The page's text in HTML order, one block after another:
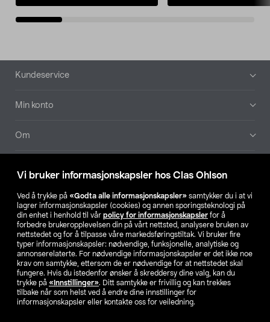
Vi bruker informasjonskapsler hos Clas Ohlson
Ved å trykke på «Godta alle informasjonskapsler» samtykker du i at vi
lagrer informasjonskapsler (cookies) og annen sporingsteknologi på
din enhet i henhold til vår policy for informasjonskapsler for å
forbedre brukeropplevelsen din på vårt nettsted, analysere bruken av
nettstedet og for å tilpasse våre markedsføringstiltak. Vi bruker fire
typer informasjonskapsler: nødvendige, funksjonelle, analytiske og
annonserelaterte. For nødvendige informasjonskapsler er det ikke noe
krav om samtykke, ettersom de er nødvendige for at nettstedet skal
fungere. Hvis du istedenfor ønsker å skreddersy dine valg, kan du
trykke på «Innstillinger». Ditt samtykke er frivillig og kan trekkes
tilbake når som helst ved å endre dine innstillinger for
informasjonskapsler eller kontakte oss for veiledning.
Bunntekst
Kundeservice
Min konto
Om
Våre selskaper
Finn din butikk
SE NO FI